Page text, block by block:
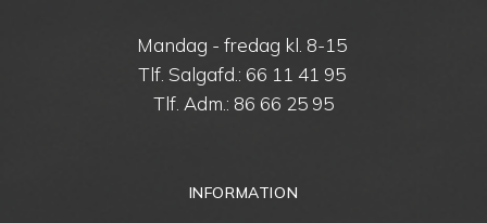
Mandag - fredag kl. 8-15
Tlf. Salgafd.: 66 11 41 95
Tlf. Adm.: 86 66 25 95
INFORMATION